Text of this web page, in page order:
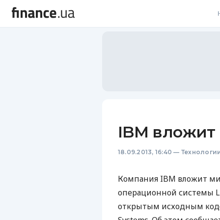
IBM
18.09.2013, 16:40 —
Компания IBM вложит
операционной системы
открытым исходным